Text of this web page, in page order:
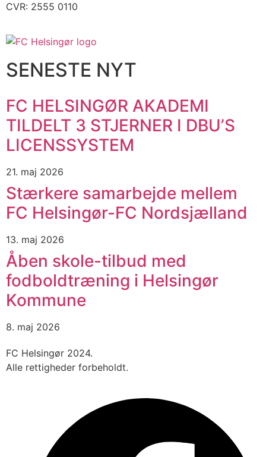
CVR: 2555 0110
SENESTE NYT
FC HELSINGØR AKADEMI
TILDELT 3 STJERNER I DBU’S
LICENSSYSTEM
21. maj 2026
Stærkere samarbejde mellem
FC Helsingør-FC Nordsjælland
13. maj 2026
Åben skole-tilbud med
fodboldtræning i Helsingør
Kommune
8. maj 2026
FC Helsingør 2024.
Alle rettigheder forbeholdt.